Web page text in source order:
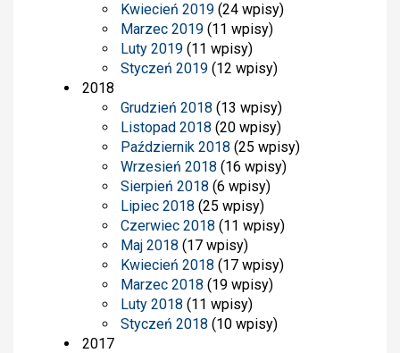
Kwiecień 2019 (24 wpisy)
Marzec 2019 (11 wpisy)
Luty 2019 (11 wpisy)
Styczeń 2019 (12 wpisy)
2018
Grudzień 2018 (13 wpisy)
Listopad 2018 (20 wpisy)
Październik 2018 (25 wpisy)
Wrzesień 2018 (16 wpisy)
Sierpień 2018 (6 wpisy)
Lipiec 2018 (25 wpisy)
Czerwiec 2018 (11 wpisy)
Maj 2018 (17 wpisy)
Kwiecień 2018 (17 wpisy)
Marzec 2018 (19 wpisy)
Luty 2018 (11 wpisy)
Styczeń 2018 (10 wpisy)
2017